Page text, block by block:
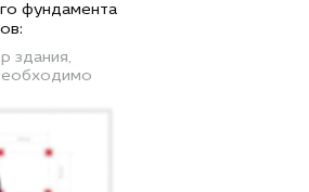
фундамента
здания,